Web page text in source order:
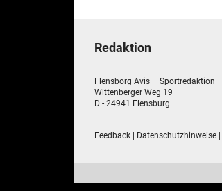
Redaktion
Flensborg Avis – Sportredaktion
Wittenberger Weg 19
D - 24941 Flensburg
Feedback | Datenschutzhinweise |